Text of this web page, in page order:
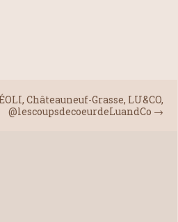
Châteauneuf-Grasse, LU&CO,
@lescoupsdecoeurdeLuandCo →